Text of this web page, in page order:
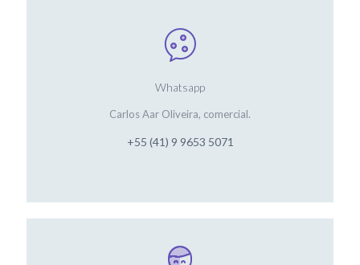
Whatsapp
Carlos Aar Oliveira, comercial.
+55 (41) 9 9653 5071